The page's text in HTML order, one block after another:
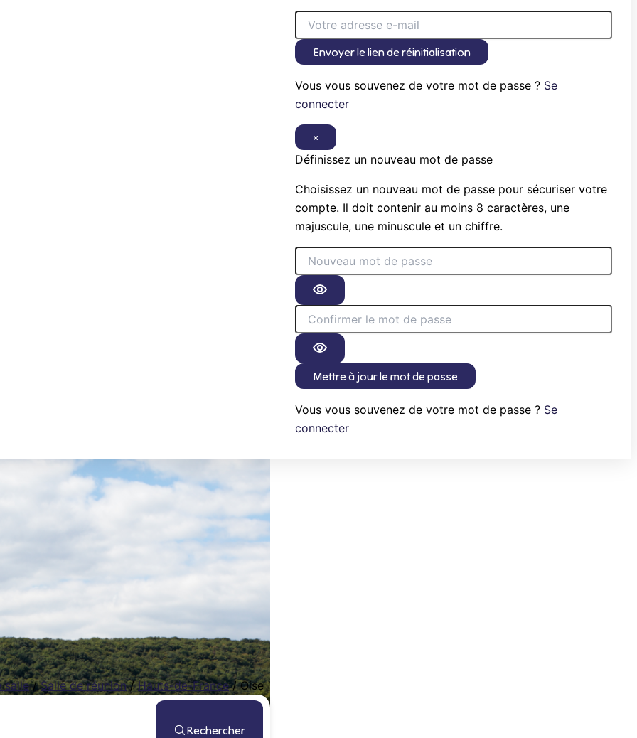
Envoyer le lien de réinitialisation
Vous vous souvenez de votre mot de passe ? Se
connecter
×
Définissez un nouveau mot de passe
Choisissez un nouveau mot de passe pour sécuriser votre
compte. Il doit contenir au moins 8 caractères, une
majuscule, une minuscule et un chiffre.
Mettre à jour le mot de passe
Vous vous souvenez de votre mot de passe ? Se
connecter
salle / Salle de réunion / Hauts-de-France / Oise
Rechercher